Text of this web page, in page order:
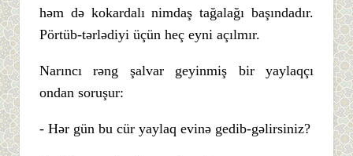
həm də kokardalı nimdaş tağalağı başındadır.
Pörtüb-tərlədiyi üçün heç eyni açılmır.
Narıncı rəng şalvar geyinmiş bir yaylaqçı
ondan soruşur:
- Hər gün bu cür yaylaq evinə gedib-gəlirsiniz?